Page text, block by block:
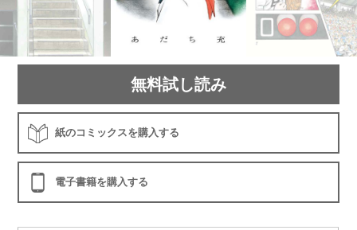
無料試し読み
紙のコミックスを購入する
電子書籍を購入する